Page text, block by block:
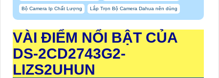
Bộ Camera Ip Chất Lượng Lắp Trọn Bộ Camera Dahua nên dùng
VÀI ĐIỂM NỔI BẬT CỦA
DS-2CD2743G2-
LIZS2UHUN